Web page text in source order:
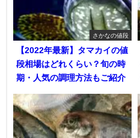
さかなの値段
【2022年最新】タマカイの値
段相場はどれくらい？旬の時
期・人気の調理方法もご紹介